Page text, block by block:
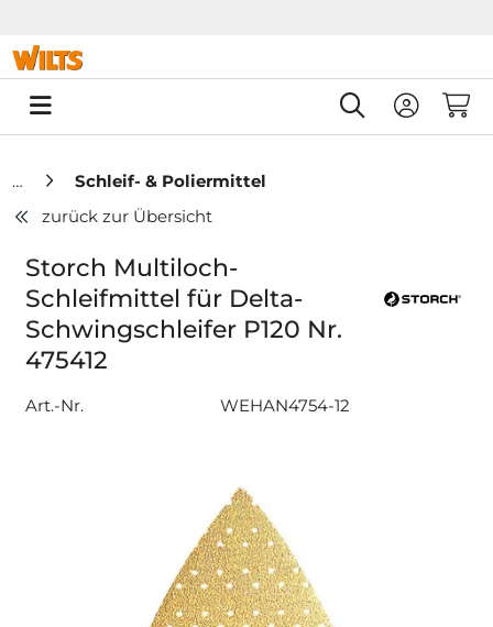
0
Schleif- & Poliermittel
zurück zur Übersicht
Storch Multiloch-
Schleifmittel für Delta-
Schwingschleifer P120 Nr.
475412
Art.-Nr. WEHAN4754-12